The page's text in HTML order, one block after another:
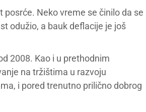
Neko vreme se činilo da se
odužio, a bauk deflacije je još
2008. Kao i u prethodnim
na tržištima u razvoju
i pored trenutno prilično dobrog